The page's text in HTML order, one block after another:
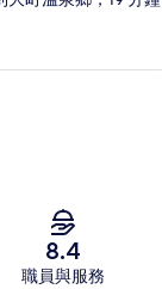
8.4
職員與服務